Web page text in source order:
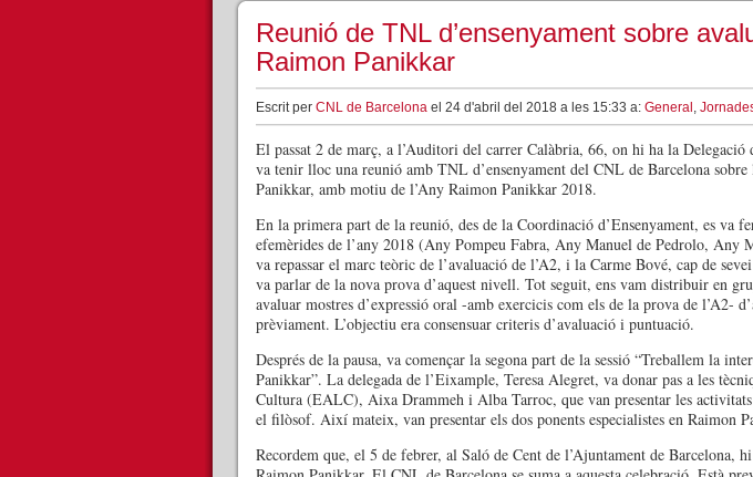
Reunió de TNL d’ensenyament sobre
Raimon Panikkar
Escrit per CNL de Barcelona el 24 d'abril del 2018 a les 15:33 a: General ,
El passat 2 de març, a l’Auditori del carrer Calàbria, 66, on hi ha la
va tenir lloc una reunió amb TNL d’ensenyament del CNL de Barcelona
Panikkar, amb motiu de l’Any Raimon Panikkar 2018.
En la primera part de la reunió, des de la Coordinació d’Ensenyament, es va
efemèrides de l’any 2018 (Any Pompeu Fabra, Any Manuel de Pedrolo,
va repassar el marc teòric de l’avaluació de l’A2, i la Carme Bové, cap de
va parlar de la nova prova d’aquest nivell. Tot seguit, ens vam distribuir en
avaluar mostres d’expressió oral -amb exercicis com els de la prova de l’A2-
prèviament. L’objectiu era consensuar criteris d’avaluació i puntuació.
Després de la pausa, va començar la segona part de la sessió “Treballem la
Panikkar”. La delegada de l’Eixample, Teresa Alegret, va donar pas a les
Cultura (EALC), Aixa Drammeh i Alba Tarroc, que van presentar les
el filòsof. Així mateix, van presentar els dos ponents especialistes en Raimon
Recordem que, el 5 de febrer, al Saló de Cent de l’Ajuntament de Barcelona,